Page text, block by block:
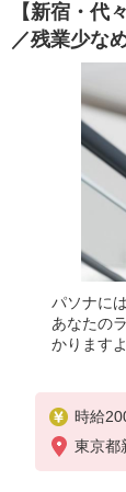
【新宿・代
／残業少な
パソナに
あなたの
かりますよ
時給
★交通
東京都